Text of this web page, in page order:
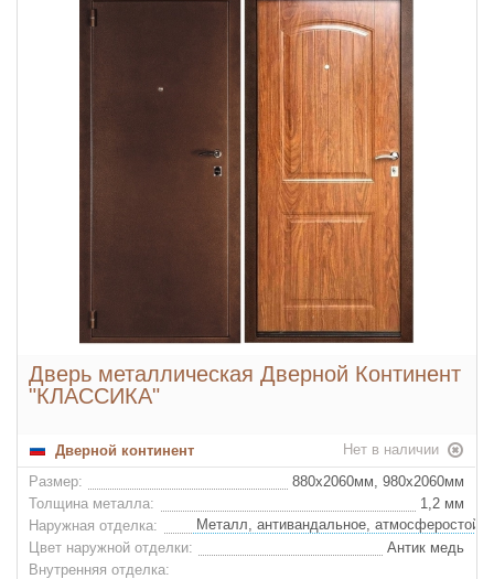
Дверь металлическая Дверной Континент
"КЛАССИКА"
Дверной континент
Нет в наличии
Размер:
880x2060мм, 980х2060мм
Толщина металла:
1,2 мм
Наружная отделка:
Цвет наружной отделки:
Антик медь
Внутренняя отделка: